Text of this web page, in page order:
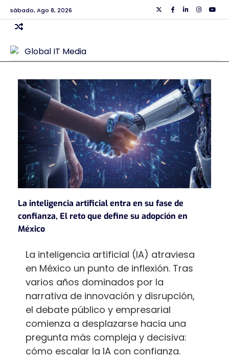
Skip
to
content
sábado, Ago 8, 2026 TwiiterFacebook
Linkedin
La inteligencia artificial entra en su fase de
confianza, El reto que define su adopción en
México
La inteligencia artificial (IA) atraviesa
en México un punto de inflexión. Tras
varios años dominados por la
narrativa de innovación y disrupción,
el debate público y empresarial
comienza a desplazarse hacia una
pregunta más compleja y decisiva:
cómo escalar la IA con confianza.